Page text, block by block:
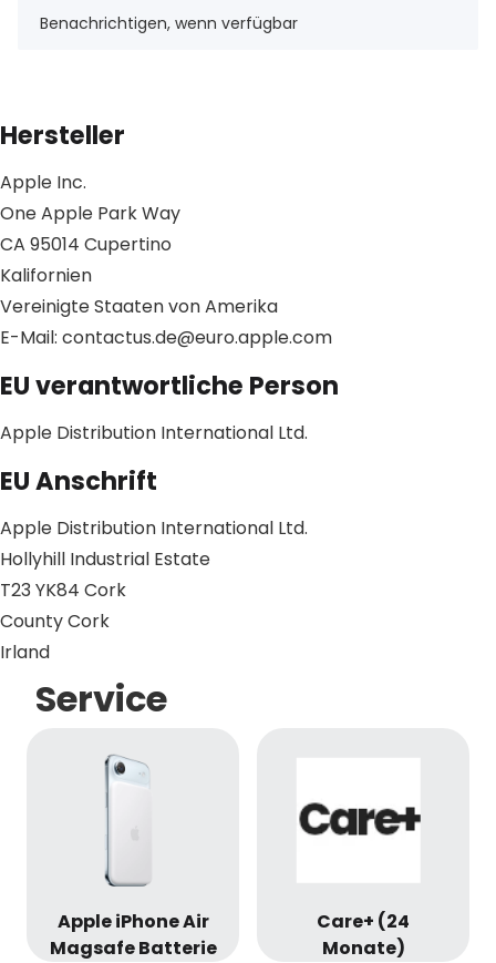
Benachrichtigen, wenn verfügbar
Hersteller
Apple Inc.
One Apple Park Way
CA 95014 Cupertino
Kalifornien
Vereinigte Staaten von Amerika
E-Mail: contactus.de@euro.apple.com
EU verantwortliche Person
Apple Distribution International Ltd.
EU Anschrift
Apple Distribution International Ltd.
Hollyhill Industrial Estate
T23 YK84 Cork
County Cork
Irland
Service
Apple iPhone Air
Magsafe Batterie
Care+ (24
Monate)